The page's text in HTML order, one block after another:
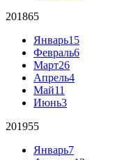
201865
Январь15
Февраль6
Март26
Апрель4
Май11
Июнь3
201955
Январь7